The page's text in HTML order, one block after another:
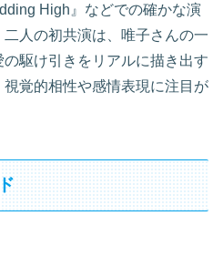
High』などでの確かな演
人の初共演は、唯子さんの一
駆け引きをリアルに描き出す
覚的相性や感情表現に注目が